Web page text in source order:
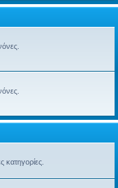
κατηγορίες.